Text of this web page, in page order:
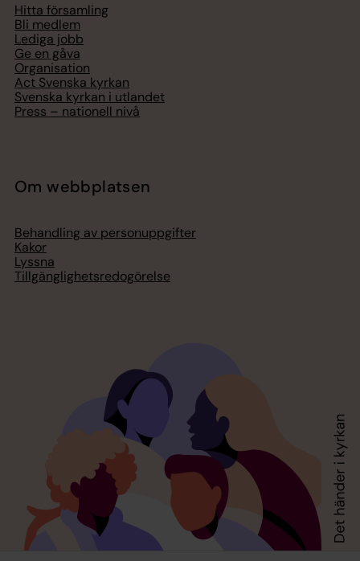
Hitta församling
Bli medlem
Lediga jobb
Ge en gåva
Organisation
Act Svenska kyrkan
Svenska kyrkan i utlandet
Press – nationell nivå
Om webbplatsen
Behandling av personuppgifter
Kakor
Lyssna
Tillgänglighetsredogörelse